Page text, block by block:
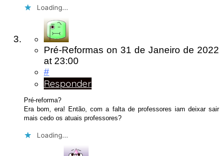
Loading...
Pré-Reformas on 31 de Janeiro de 2022
at 23:00
#
Responder
Pré-reforma?
Era bom, era! Então, com a falta de professores iam deixar sair
mais cedo os atuais professores?
Loading...